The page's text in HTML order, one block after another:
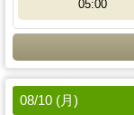
05:00
08/10 (月)